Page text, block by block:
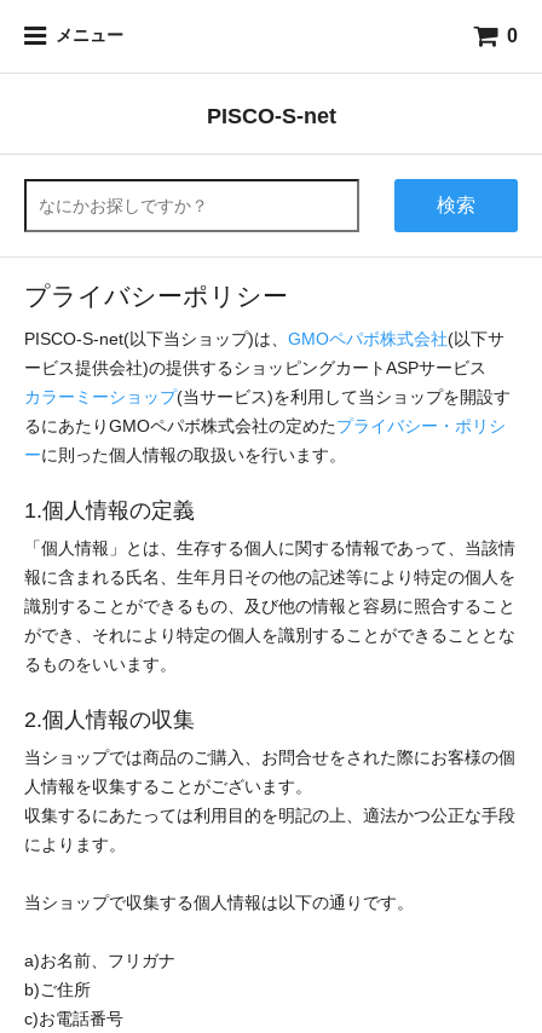
メニュー 0
PISCO-S-net
検索
プライバシーポリシー
PISCO-S-net(以下当ショップ)は、 GMOペパボ株式会社(以下サ
ービス提供会社)の提供するショッピングカートASPサービス
カラーミーショップ(当サービス)を利用して当ショップを開設す
るにあたりGMOペパボ株式会社の定めたプライバシー・ポリシ
ーに則った個人情報の取扱いを行います。
1.個人情報の定義
「個人情報」とは、生存する個人に関する情報であって、当該情
報に含まれる氏名、生年月日その他の記述等により特定の個人を
識別することができるもの、及び他の情報と容易に照合すること
ができ、それにより特定の個人を識別することができることとな
るものをいいます。
2.個人情報の収集
当ショップでは商品のご購入、お問合せをされた際にお客様の個
人情報を収集することがございます。
収集するにあたっては利用目的を明記の上、適法かつ公正な手段
によります。
当ショップで収集する個人情報は以下の通りです。
a)お名前、フリガナ
b)ご住所
c)お電話番号